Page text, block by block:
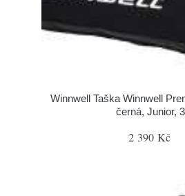
Winnwell Taška Winnwell
černá, Junior,
2 390 Kč